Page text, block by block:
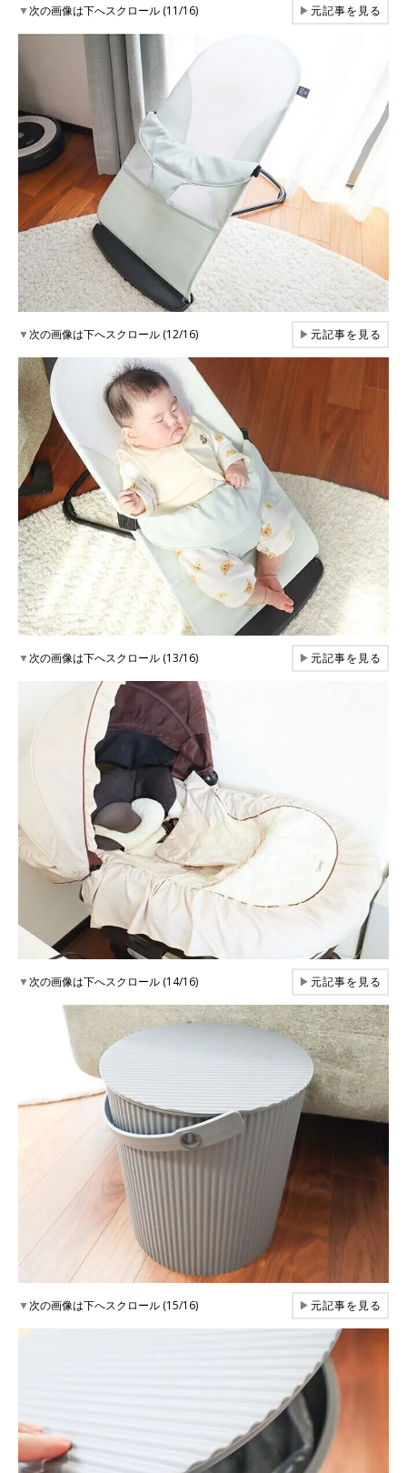
▼次の画像は下へスクロール (11/16) ▶元記事を見る
▼次の画像は下へスクロール (12/16) ▶元記事を見る
▼次の画像は下へスクロール (13/16) ▶元記事を見る
▼次の画像は下へスクロール (14/16) ▶元記事を見る
▼次の画像は下へスクロール (15/16) ▶元記事を見る